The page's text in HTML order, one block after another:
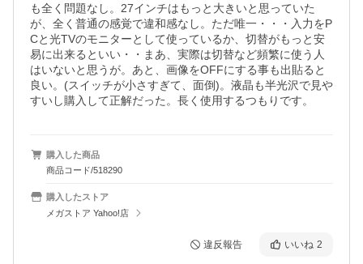
も全く問題なし。27インチはもっと大きいと思っていた
が、全く普通の感覚で違和感なし。ただ唯一・・・入力をP
Cと光TVのモニターとして使っているか、切替がもっと安
易に出来るといい・・まあ、実際は切替など頻繁に使う人
はいないと思うが。あと、画像をOFFにする事も出貼ると
良い。(スイッチが小さすぎて、面倒)。液晶も半光沢で見や
すいし購入して正解だった。長く使用するつもりです。
購入した商品
商品コード/518290
購入したストア
メガストア Yahoo!店
違反報告 いいね 2